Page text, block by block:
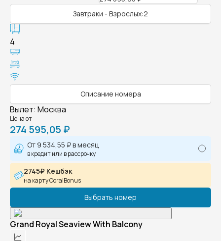
Завтраки - Взрослых:2
4
Описание номера
Вылет: Москва
Цена от
274 595,05 ₽
От 9 534,55 ₽в месяц
в кредит или в рассрочку
2745₽ Кешбэк
на карту CoralBonus
Выбрать номер
Grand Royal Seaview With Balcony